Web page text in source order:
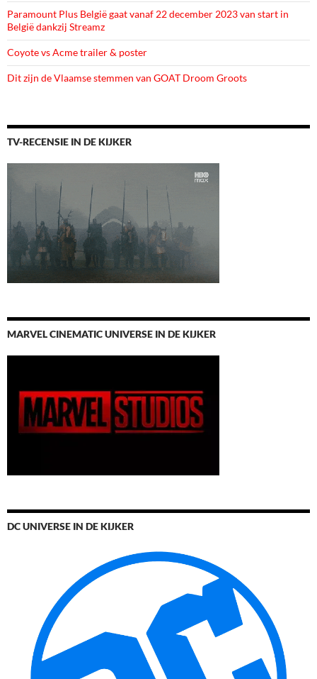
Paramount Plus België gaat vanaf 22 december 2023 van start in
België dankzij Streamz
Coyote vs Acme trailer & poster
Dit zijn de Vlaamse stemmen van GOAT Droom Groots
TV-RECENSIE IN DE KIJKER
MARVEL CINEMATIC UNIVERSE IN DE KIJKER
DC UNIVERSE IN DE KIJKER